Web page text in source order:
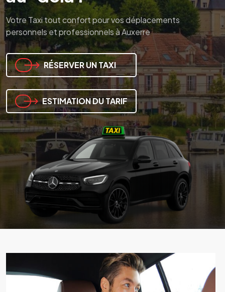
Votre Taxi tout confort pour vos déplacements
personnels et professionnels à Auxerre
RÉSERVER UN TAXI
ESTIMATION DU TARIF
Votre Taxi tout confort pour vos déplacements
personnels et professionnels à Auxerre
RÉSERVER UN TAXI
ESTIMATION DU TARIF
Votre Taxi tout confort pour vos déplacements
personnels et professionnels à Auxerre
RÉSERVER UN TAXI
ESTIMATION DU TARIF